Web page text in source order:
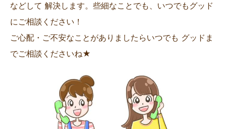
などして 解決します。些細なことでも、いつでもグッド
にご相談ください！
ご心配・ご不安なことがありましたらいつでも グッドま
でご相談くださいね★